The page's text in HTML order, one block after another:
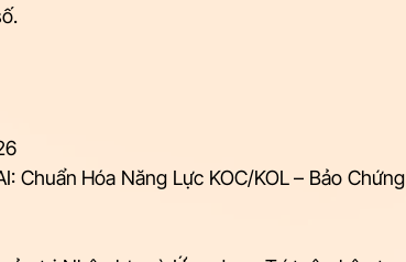
Chuẩn Hóa Năng Lực KOC/KOL – Bảo Chứng